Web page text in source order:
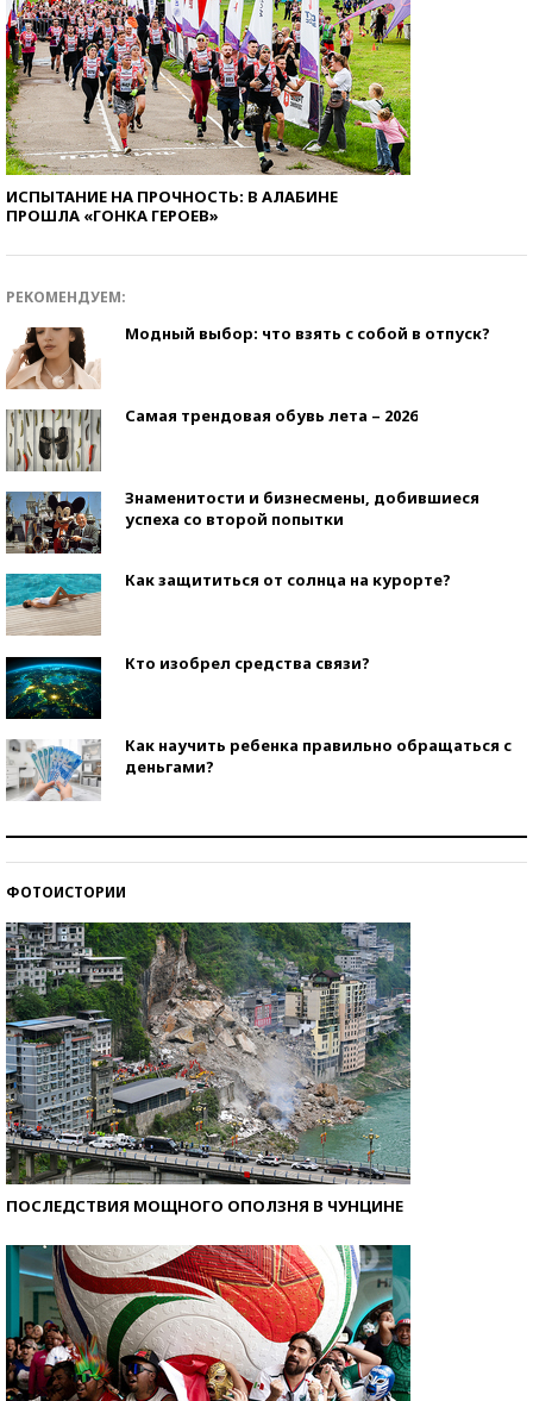
ИСПЫТАНИЕ НА ПРОЧНОСТЬ: В АЛАБИНЕ
ПРОШЛА «ГОНКА ГЕРОЕВ»
РЕКОМЕНДУЕМ:
Модный выбор: что взять с собой в отпуск?
Самая трендовая обувь лета – 2026
Знаменитости и бизнесмены, добившиеся
успеха со второй попытки
Как защититься от солнца на курорте?
Кто изобрел средства связи?
Как научить ребенка правильно обращаться с
деньгами?
ФОТОИСТОРИИ
ПОСЛЕДСТВИЯ МОЩНОГО ОПОЛЗНЯ В ЧУНЦИНЕ